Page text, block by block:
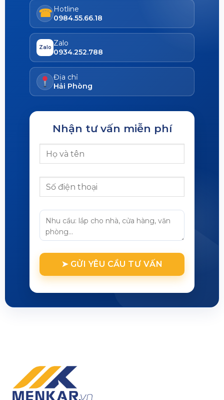
☎ Hotline
0984.55.66.18
Zalo Zalo
0934.252.788
Địa chỉ
Hải Phòng
Nhận tư vấn miễn phí